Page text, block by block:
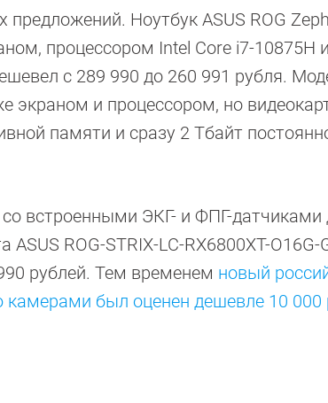
Ноутбук ASUS ROG
процессором Intel Core i7-10875H
с 289 990 до 260 991 рубля.
экраном и процессором, но
памяти и сразу 2 Тбайт
встроенными ЭКГ- и ФПГ-датчиками
ROG-STRIX-LC-RX6800XT-O16G-
рублей. Тем временем новый
был оценен дешевле 10 000